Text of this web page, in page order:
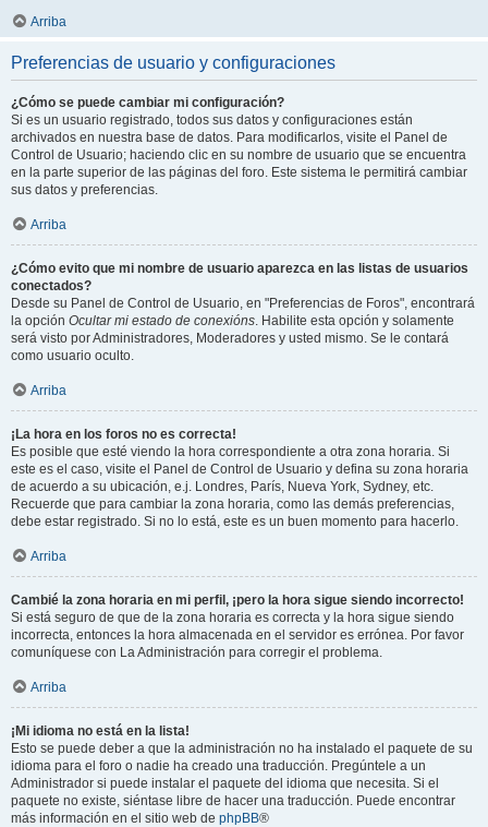
Arriba
Preferencias de usuario y configuraciones
¿Cómo se puede cambiar mi configuración?
Si es un usuario registrado, todos sus datos y configuraciones están
archivados en nuestra base de datos. Para modificarlos, visite el Panel de
Control de Usuario; haciendo clic en su nombre de usuario que se encuentra
en la parte superior de las páginas del foro. Este sistema le permitirá cambiar
sus datos y preferencias.
Arriba
¿Cómo evito que mi nombre de usuario aparezca en las listas de usuarios
conectados?
Desde su Panel de Control de Usuario, en "Preferencias de Foros", encontrará
la opción Ocultar mi estado de conexións. Habilite esta opción y solamente
será visto por Administradores, Moderadores y usted mismo. Se le contará
como usuario oculto.
Arriba
¡La hora en los foros no es correcta!
Es posible que esté viendo la hora correspondiente a otra zona horaria. Si
este es el caso, visite el Panel de Control de Usuario y defina su zona horaria
de acuerdo a su ubicación, e.j. Londres, París, Nueva York, Sydney, etc.
Recuerde que para cambiar la zona horaria, como las demás preferencias,
debe estar registrado. Si no lo está, este es un buen momento para hacerlo.
Arriba
Cambié la zona horaria en mi perfil, ¡pero la hora sigue siendo incorrecto!
Si está seguro de que de la zona horaria es correcta y la hora sigue siendo
incorrecta, entonces la hora almacenada en el servidor es errónea. Por favor
comuníquese con La Administración para corregir el problema.
Arriba
¡Mi idioma no está en la lista!
Esto se puede deber a que la administración no ha instalado el paquete de su
idioma para el foro o nadie ha creado una traducción. Pregúntele a un
Administrador si puede instalar el paquete del idioma que necesita. Si el
paquete no existe, siéntase libre de hacer una traducción. Puede encontrar
más información en el sitio web de phpBB®